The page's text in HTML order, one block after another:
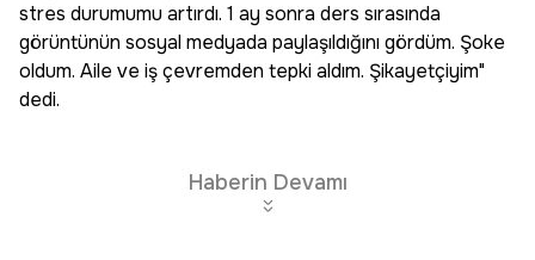
stres durumumu artırdı. 1 ay sonra ders sırasında
görüntünün sosyal medyada paylaşıldığını gördüm. Şoke
oldum. Aile ve iş çevremden tepki aldım. Şikayetçiyim"
dedi.
Haberin Devamı